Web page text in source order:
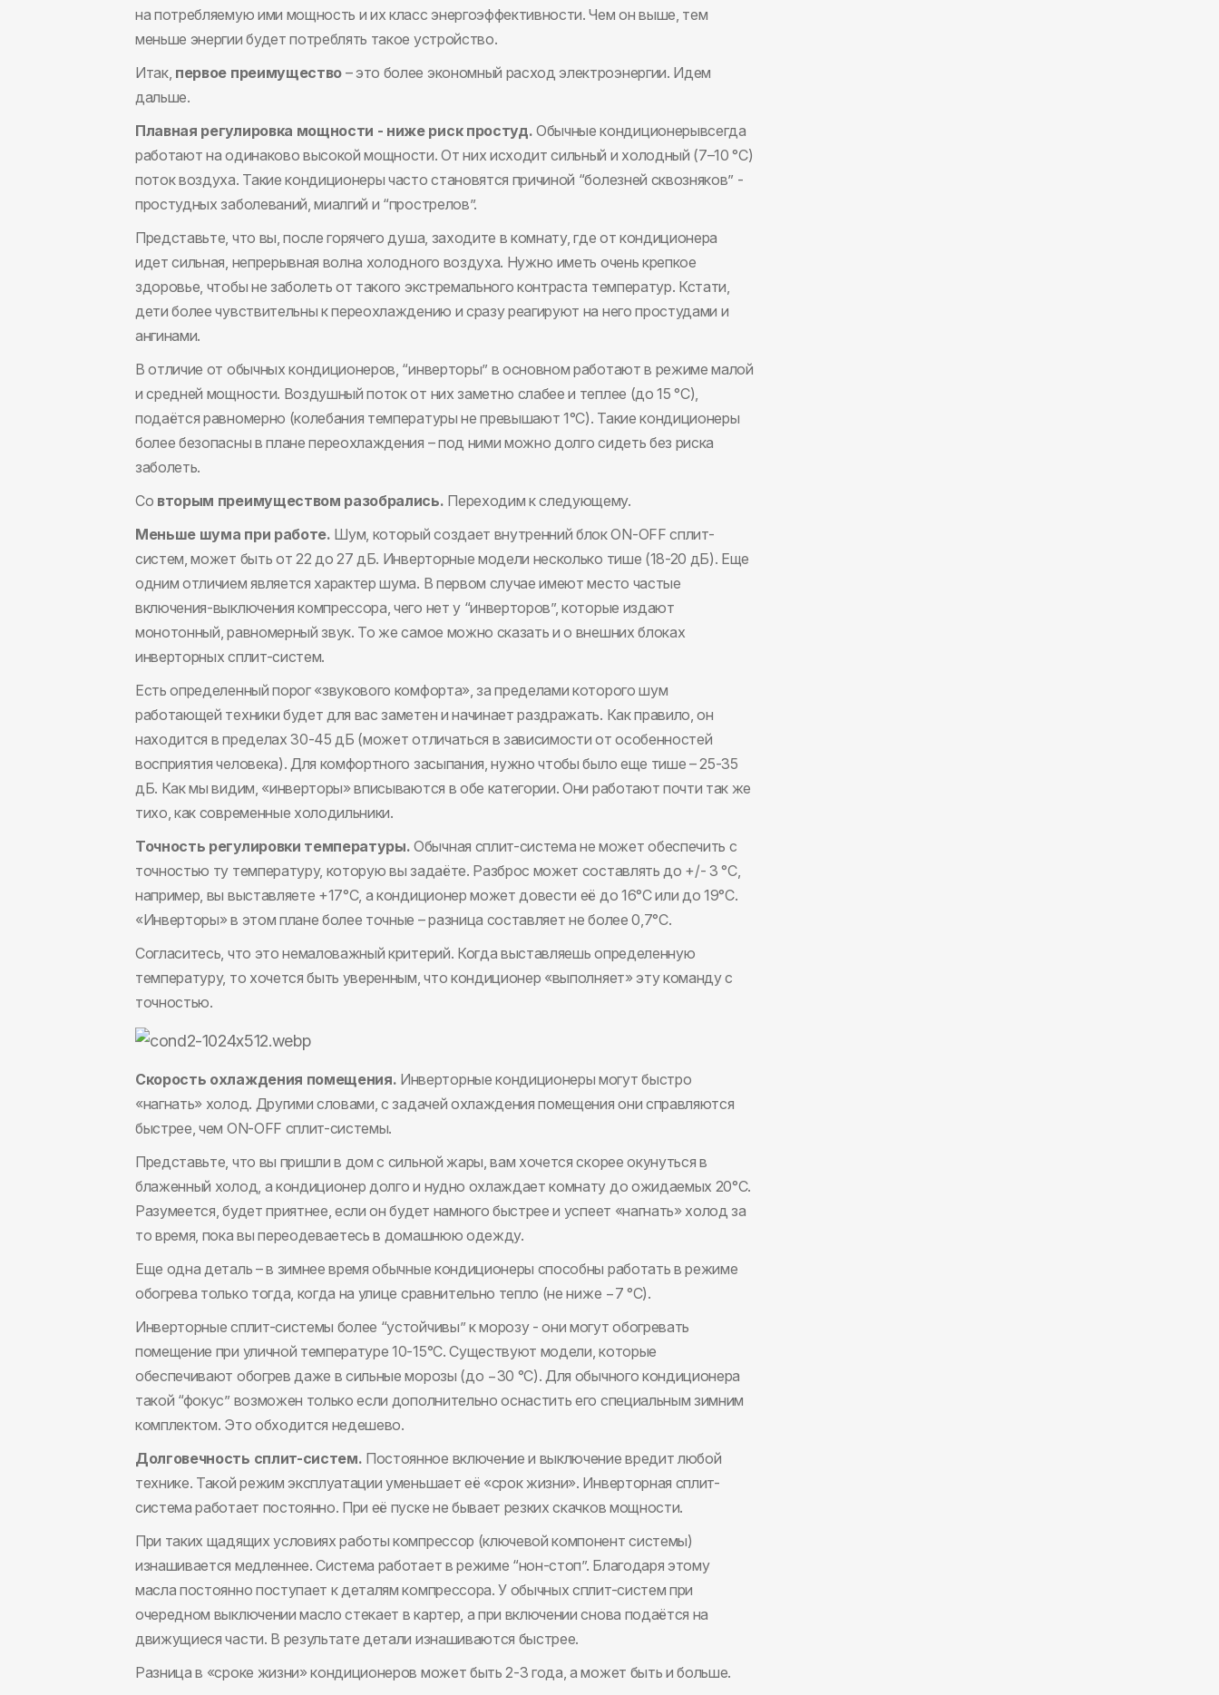
на потребляемую ими мощность и их класс энергоэффективности. Чем он выше, тем
меньше энергии будет потреблять такое устройство.
Итак, первое преимущество – это более экономный расход электроэнергии. Идем
дальше.
Плавная регулировка мощности - ниже риск простуд. Обычные кондиционерывсегда
работают на одинаково высокой мощности. От них исходит сильный и холодный (7–10 °C)
поток воздуха. Такие кондиционеры часто становятся причиной “болезней сквозняков” -
простудных заболеваний, миалгий и “прострелов”.
Представьте, что вы, после горячего душа, заходите в комнату, где от кондиционера
идет сильная, непрерывная волна холодного воздуха. Нужно иметь очень крепкое
здоровье, чтобы не заболеть от такого экстремального контраста температур. Кстати,
дети более чувствительны к переохлаждению и сразу реагируют на него простудами и
ангинами.
В отличие от обычных кондиционеров, “инверторы” в основном работают в режиме малой
и средней мощности. Воздушный поток от них заметно слабее и теплее (до 15 °C),
подаётся равномерно (колебания температуры не превышают 1°C). Такие кондиционеры
более безопасны в плане переохлаждения – под ними можно долго сидеть без риска
заболеть.
Со вторым преимуществом разобрались. Переходим к следующему.
Меньше шума при работе. Шум, который создает внутренний блок ON-OFF сплит-
систем, может быть от 22 до 27 дБ. Инверторные модели несколько тише (18-20 дБ). Еще
одним отличием является характер шума. В первом случае имеют место частые
включения-выключения компрессора, чего нет у “инверторов”, которые издают
монотонный, равномерный звук. То же самое можно сказать и о внешних блоках
инверторных сплит-систем.
Есть определенный порог «звукового комфорта», за пределами которого шум
работающей техники будет для вас заметен и начинает раздражать. Как правило, он
находится в пределах 30-45 дБ (может отличаться в зависимости от особенностей
восприятия человека). Для комфортного засыпания, нужно чтобы было еще тише – 25-35
дБ. Как мы видим, «инверторы» вписываются в обе категории. Они работают почти так же
тихо, как современные холодильники.
Точность регулировки температуры. Обычная сплит-система не может обеспечить с
точностью ту температуру, которую вы задаёте. Разброс может составлять до +/- 3 °С,
например, вы выставляете +17°С, а кондиционер может довести её до 16°С или до 19°С.
«Инверторы» в этом плане более точные – разница составляет не более 0,7°С.
Согласитесь, что это немаловажный критерий. Когда выставляешь определенную
температуру, то хочется быть уверенным, что кондиционер «выполняет» эту команду с
точностью.
Скорость охлаждения помещения. Инверторные кондиционеры могут быстро
«нагнать» холод. Другими словами, с задачей охлаждения помещения они справляются
быстрее, чем ON-OFF сплит-системы.
Представьте, что вы пришли в дом с сильной жары, вам хочется скорее окунуться в
блаженный холод, а кондиционер долго и нудно охлаждает комнату до ожидаемых 20°С.
Разумеется, будет приятнее, если он будет намного быстрее и успеет «нагнать» холод за
то время, пока вы переодеваетесь в домашнюю одежду.
Еще одна деталь – в зимнее время обычные кондиционеры способны работать в режиме
обогрева только тогда, когда на улице сравнительно тепло (не ниже −7 °С).
Инверторные сплит-системы более “устойчивы” к морозу - они могут обогревать
помещение при уличной температуре 10-15°С. Существуют модели, которые
обеспечивают обогрев даже в сильные морозы (до −30 °С). Для обычного кондиционера
такой “фокус” возможен только если дополнительно оснастить его специальным зимним
комплектом. Это обходится недешево.
Долговечность сплит-систем. Постоянное включение и выключение вредит любой
технике. Такой режим эксплуатации уменьшает её «срок жизни». Инверторная сплит-
система работает постоянно. При её пуске не бывает резких скачков мощности.
При таких щадящих условиях работы компрессор (ключевой компонент системы)
изнашивается медленнее. Система работает в режиме “нон-стоп”. Благодаря этому
масла постоянно поступает к деталям компрессора. У обычных сплит-систем при
очередном выключении масло стекает в картер, а при включении снова подаётся на
движущиеся части. В результате детали изнашиваются быстрее.
Разница в «сроке жизни» кондиционеров может быть 2-3 года, а может быть и больше.